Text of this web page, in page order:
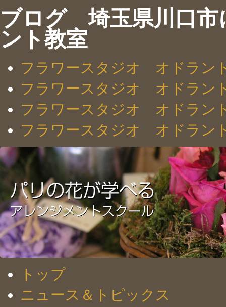
ブログ 埼玉県川口市
ント教室
フラワースタジオ オドラン
フラワースタジオ オドラン
フラワースタジオ オドラン
フラワースタジオ オドラン
トップ
ニュース＆トピックス